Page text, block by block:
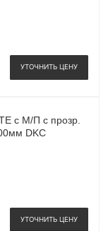
УТОЧНИТЬ ЦЕНУ
с М/П с прозр.
DKC
УТОЧНИТЬ ЦЕНУ